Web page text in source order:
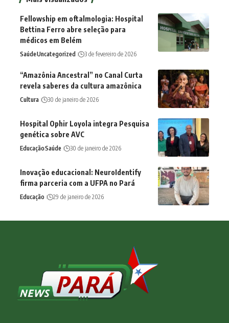
Fellowship em oftalmologia: Hospital
Bettina Ferro abre seleção para
médicos em Belém
SaúdeUncategorized 3 de fevereiro de 2026
“Amazônia Ancestral” no Canal Curta
revela saberes da cultura amazônica
Cultura 30 de janeiro de 2026
Hospital Ophir Loyola integra Pesquisa
genética sobre AVC
EducaçãoSaúde 30 de janeiro de 2026
Inovação educacional: NeuroIdentify
firma parceria com a UFPA no Pará
Educação 29 de janeiro de 2026